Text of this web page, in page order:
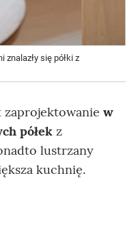
znalazły się półki z
zaprojektowanie w
półek z
lustrzany
kuchnię.